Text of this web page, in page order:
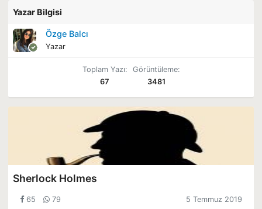
Yazar Bilgisi
Özge Balcı
Yazar
Toplam Yazı:
67
Görüntüleme:
3481
Sherlock Holmes
65 79 5 Temmuz 2019